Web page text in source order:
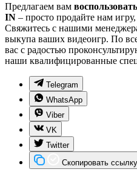
Предлагаем вам
IN – просто продайте нам
Свяжитесь с нашими
выкупа ваших видеоигр. По
вас с радостью
наши квалифицированные
Telegram
WhatsApp
Viber
VK
Twitter
Скопировать ссылку